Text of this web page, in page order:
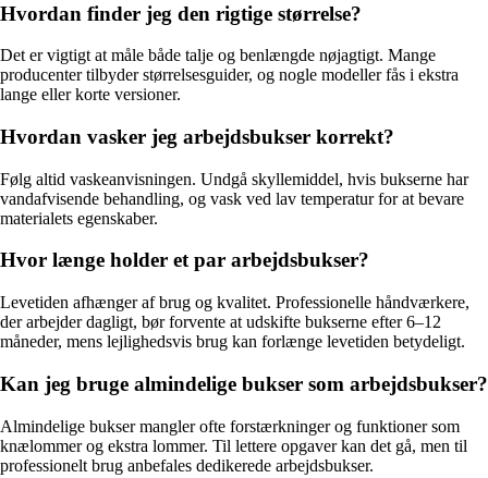
Hvordan finder jeg den rigtige størrelse?
Det er vigtigt at måle både talje og benlængde nøjagtigt. Mange
producenter tilbyder størrelsesguider, og nogle modeller fås i ekstra
lange eller korte versioner.
Hvordan vasker jeg arbejdsbukser korrekt?
Følg altid vaskeanvisningen. Undgå skyllemiddel, hvis bukserne har
vandafvisende behandling, og vask ved lav temperatur for at bevare
materialets egenskaber.
Hvor længe holder et par arbejdsbukser?
Levetiden afhænger af brug og kvalitet. Professionelle håndværkere,
der arbejder dagligt, bør forvente at udskifte bukserne efter 6–12
måneder, mens lejlighedsvis brug kan forlænge levetiden betydeligt.
Kan jeg bruge almindelige bukser som arbejdsbukser?
Almindelige bukser mangler ofte forstærkninger og funktioner som
knælommer og ekstra lommer. Til lettere opgaver kan det gå, men til
professionelt brug anbefales dedikerede arbejdsbukser.